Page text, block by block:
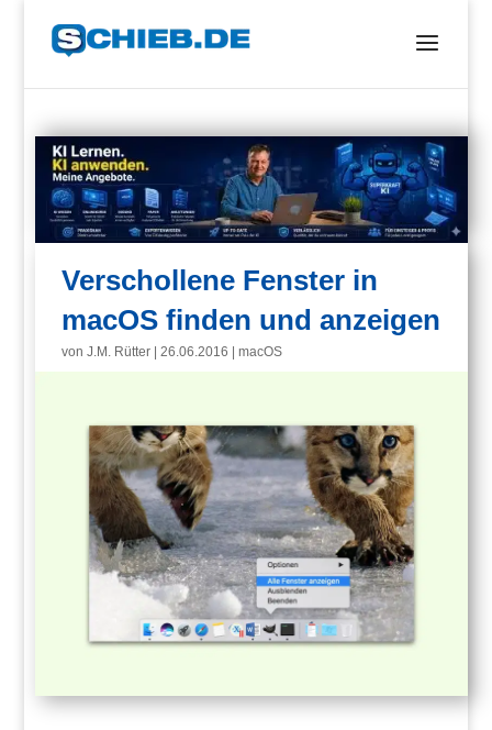
Verschollene Fenster in
macOS finden und anzeigen
vonJ.M. Rütter |26.06.2016 |macOS